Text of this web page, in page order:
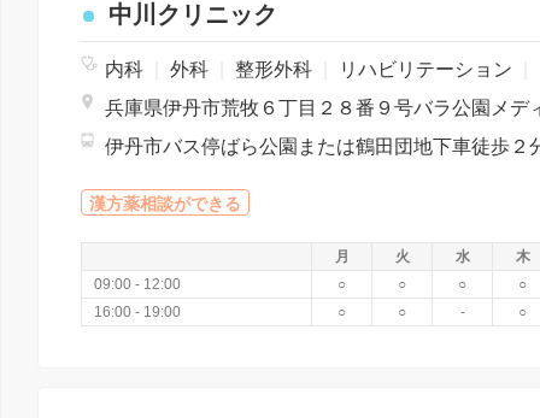
中川クリニック
内科 外科 整形外科 リハビリテーション
漢方薬相談ができる
月 火 水
木
09:00 - 12:00
○ ○ ○
○
16:00 - 19:00
○ ○ - ○